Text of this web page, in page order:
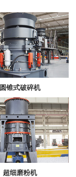
圆锥式破碎机
超细磨粉机